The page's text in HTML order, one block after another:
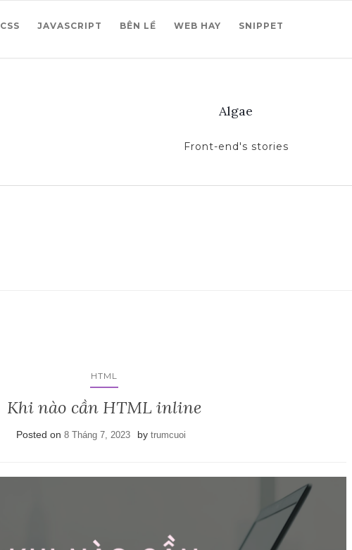
CSS JAVASCRIPT BÊN LỀ WEB HAY SNIPPET
Algae
Front-end's stories
HTML
Khi nào cần HTML inline
Posted on 8 Tháng 7, 2023 by trumcuoi